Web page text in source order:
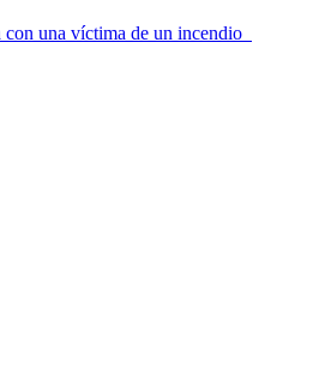
una víctima de un incendio